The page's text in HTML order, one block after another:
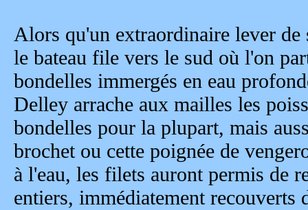
Alors qu'un extraordinaire lever
le bateau file vers le sud où l'on
bondelles immergés en eau
Delley arrache aux mailles les
bondelles pour la plupart, mais
brochet ou cette poignée de
à l'eau, les filets auront permis de
entiers, immédiatement recouverts